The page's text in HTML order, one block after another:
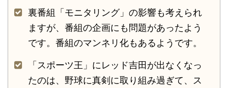
裏番組「モニタリング」の影響も考えられ
ますが、番組の企画にも問題があったよう
です。番組のマンネリ化もあるようです。
「スポーツ王」にレッド吉田が出なくなっ
たのは、野球に真剣に取り組み過ぎて、ス